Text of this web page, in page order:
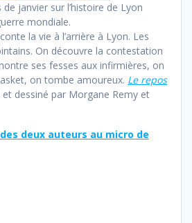
janvier sur l’histoire de Lyon
mondiale.
la vie à l’arrière à Lyon. Les
On découvre la contestation
ses fesses aux infirmières, on
on tombe amoureux. Le repos
dessiné par Morgane Remy et
deux auteurs au micro de